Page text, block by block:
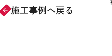
arrow_forward 施工事例へ戻る